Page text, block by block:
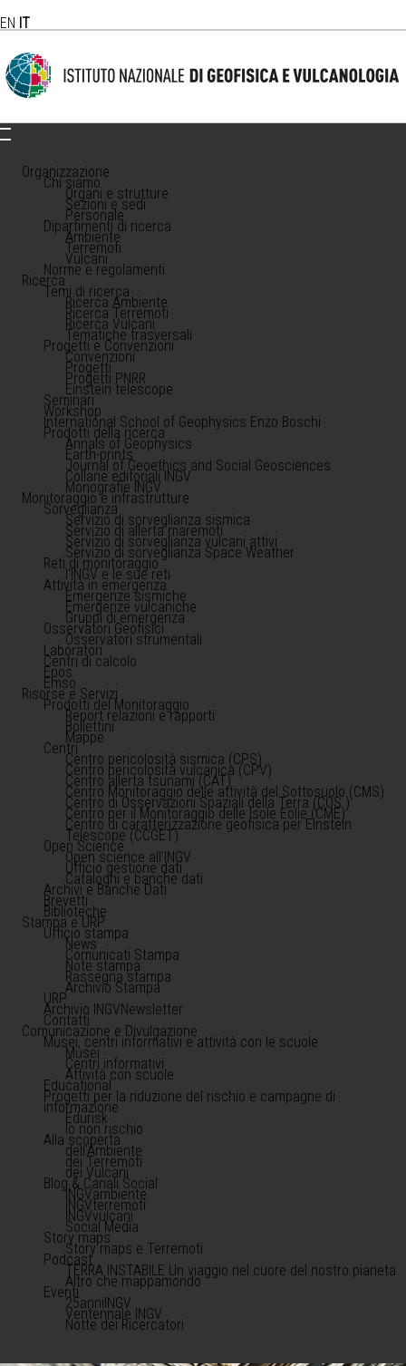
EN IT
Organizzazione
Chi siamo
Organi e strutture
Sezioni e sedi
Personale
Dipartimenti di ricerca
Ambiente
Terremoti
Vulcani
Norme e regolamenti
Ricerca
Temi di ricerca
Ricerca Ambiente
Ricerca Terremoti
Ricerca Vulcani
Tematiche trasversali
Progetti e Convenzioni
Convenzioni
Progetti
Progetti PNRR
Einstein telescope
Seminari
Workshop
International School of Geophysics Enzo Boschi
Prodotti della ricerca
Annals of Geophysics
Earth-prints
Journal of Geoethics and Social Geosciences
Collane editoriali INGV
Monografie INGV
Monitoraggio e infrastrutture
Sorveglianza
Servizio di sorveglianza sismica
Servizio di allerta maremoti
Servizio di sorveglianza vulcani attivi
Servizio di sorveglianza Space Weather
Reti di monitoraggio
l'INGV e le sue reti
Attività in emergenza
Emergenze sismiche
Emergenze vulcaniche
Gruppi di emergenza
Osservatori Geofisici
Osservatori strumentali
Laboratori
Centri di calcolo
Epos
Emso
Risorse e Servizi
Prodotti del Monitoraggio
Report relazioni e rapporti
Bollettini
Mappe
Centri
Centro pericolosità sismica (CPS)
Centro pericolosità vulcanica (CPV)
Centro allerta tsunami (CAT)
Centro Monitoraggio delle attività del Sottosuolo (CMS)
Centro di Osservazioni Spaziali della Terra (COS )
Centro per il Monitoraggio delle Isole Eolie (CME)
Centro di caratterizzazione geofisica per Einstein
Telescope (CCGET)
Open Science
Open science all'INGV
Ufficio gestione dati
Cataloghi e banche dati
Archivi e Banche Dati
Brevetti
Biblioteche
Stampa e URP
Ufficio stampa
News
Comunicati Stampa
Note stampa
Rassegna stampa
Archivio Stampa
URP
Archivio INGVNewsletter
Contatti
Comunicazione e Divulgazione
Musei, centri informativi e attività con le scuole
Musei
Centri informativi
Attività con scuole
Educational
Progetti per la riduzione del rischio e campagne di
informazione
Edurisk
Io non rischio
Alla scoperta
dell'Ambiente
dei Terremoti
dei Vulcani
Blog & Canali Social
INGVambiente
INGVterremoti
INGVvulcani
Social Media
Story maps
Story maps e Terremoti
Podcast
TERRA INSTABILE Un viaggio nel cuore del nostro pianeta
Altro che mappamondo
Eventi
25anniINGV
Ventennale INGV
Notte dei Ricercatori